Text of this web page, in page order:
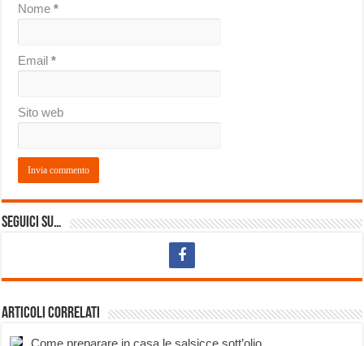
Nome*
Email*
Sito web
Seguici su…
Articoli correlati